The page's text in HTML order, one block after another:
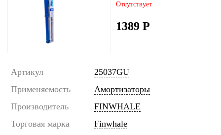
Отсутствует
1389 Р
Артикул
25037GU
Применяемость
Амортизаторы
Производитель
FINWHALE
Торговая марка
Finwhale